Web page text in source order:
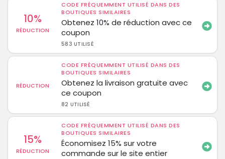
10%
RÉDUCTION
CODE FRÉQUEMMENT UTILISÉ DANS DES
BOUTIQUES SIMILAIRES
Obtenez 10% de réduction avec ce
coupon
583 UTILISÉ
RÉDUCTION
CODE FRÉQUEMMENT UTILISÉ DANS DES
BOUTIQUES SIMILAIRES
Obtenez la livraison gratuite avec
ce coupon
82 UTILISÉ
15%
RÉDUCTION
CODE FRÉQUEMMENT UTILISÉ DANS DES
BOUTIQUES SIMILAIRES
Économisez 15% sur votre
commande sur le site entier